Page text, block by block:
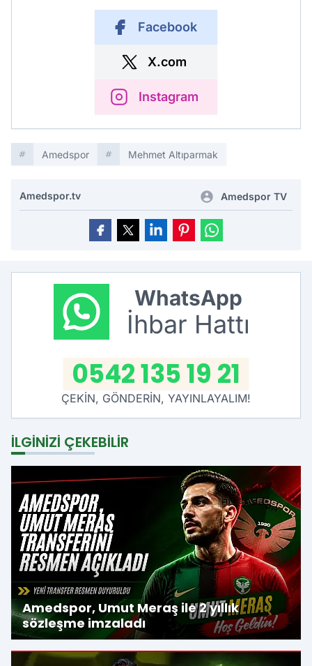
Facebook
X.com
Instagram
Amedspor Mehmet Altıparmak
Amedspor.tv Amedspor TV
WhatsApp
İhbar Hattı
0542 135 19 21
ÇEKİN, GÖNDERİN, YAYINLAYALIM!
İLGINIZI ÇEKEBILIR
Amedspor, Umut Meraş ile 2 yıllık
sözleşme imzaladı